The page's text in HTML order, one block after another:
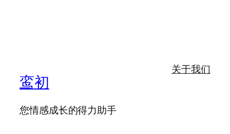
鸾初
您情感成长的得力助手
关于我们